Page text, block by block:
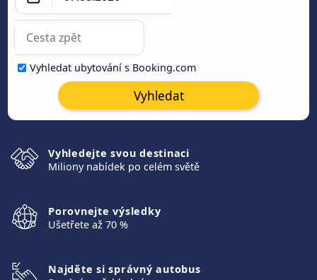
Vyhledat ubytování s Booking.com
Vyhledat
Vyhledejte svou destinaci
Miliony nabídek po celém světě
Porovnejte výsledky
Ušetřete až 70 %
Najděte si správný autobus